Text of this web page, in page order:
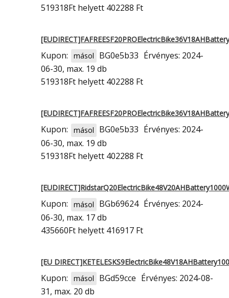
519318Ft helyett 402288 Ft
Kupon: másol BG0e5b33 Érvényes: 2024-
06-30, max. 19 db
519318Ft helyett 402288 Ft
Kupon: másol BG0e5b33 Érvényes: 2024-
06-30, max. 19 db
519318Ft helyett 402288 Ft
Kupon: másol BGb69624 Érvényes: 2024-
06-30, max. 17 db
435660Ft helyett 416917 Ft
[EU
Kupon: másol BGd59cce Érvényes: 2024-08-
31, max. 20 db